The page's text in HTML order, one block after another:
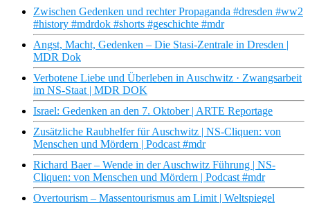
Zwischen Gedenken und rechter Propaganda #dresden #ww2
#history #mdrdok #shorts #geschichte #mdr
Angst, Macht, Gedenken – Die Stasi-Zentrale in Dresden |
MDR Dok
Verbotene Liebe und Überleben in Auschwitz · Zwangsarbeit
im NS-Staat | MDR DOK
Israel: Gedenken an den 7. Oktober | ARTE Reportage
Zusätzliche Raubhelfer für Auschwitz | NS-Cliquen: von
Menschen und Mördern | Podcast #mdr
Richard Baer – Wende in der Auschwitz Führung | NS-
Cliquen: von Menschen und Mördern | Podcast #mdr
Overtourism – Massentourismus am Limit | Weltspiegel